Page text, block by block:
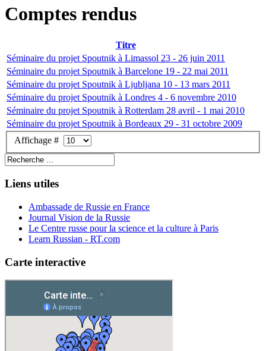
Comptes rendus
Titre
Séminaire du projet Spoutnik à Limassol 23 - 26 juin 2011
Séminaire du projet Spoutnik à Barcelone 19 - 22 mai 2011
Séminaire du projet Spoutnik à Ljubljana 10 - 13 mars 2011
Séminaire du projet Spoutnik à Londres 4 - 6 novembre 2010
Séminaire du projet Spoutnik à Rotterdam 28 avril - 1 mai 2010
Séminaire du projet Spoutnik à Bordeaux 29 - 31 octobre 2009
Affichage #
Liens utiles
Ambassade de Russie en France
Journal Vision de la Russie
Le Centre russe pour la science et la culture à Paris
Learn Russian - RT.com
Carte interactive